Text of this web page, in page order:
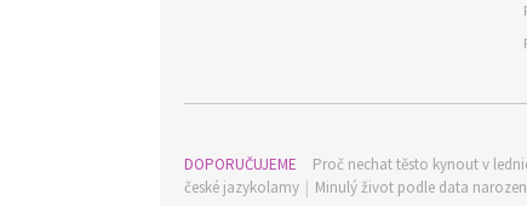
DOPORUČUJEME Proč nechat těsto kynout v
české jazykolamy | Minulý život podle data